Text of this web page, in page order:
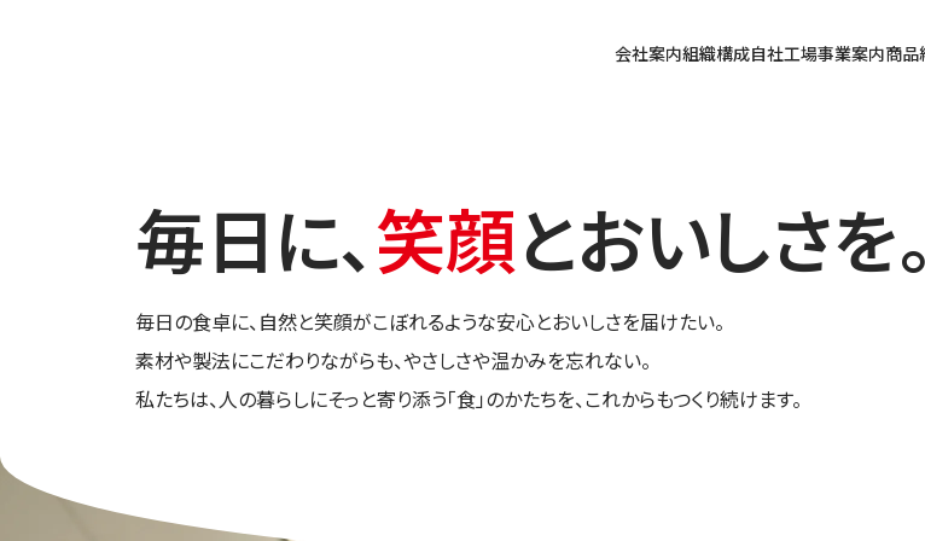
会社案内組織構成自社工場事業案内商品
毎日に、笑顔とおいしさを。
毎日の食卓に、自然と笑顔がこぼれるような安心とおいしさを届けたい。
素材や製法にこだわりながらも、やさしさや温かみを忘れない。
私たちは、人の暮らしにそっと寄り添う「食」のかたちを、これからもつくり続けます。